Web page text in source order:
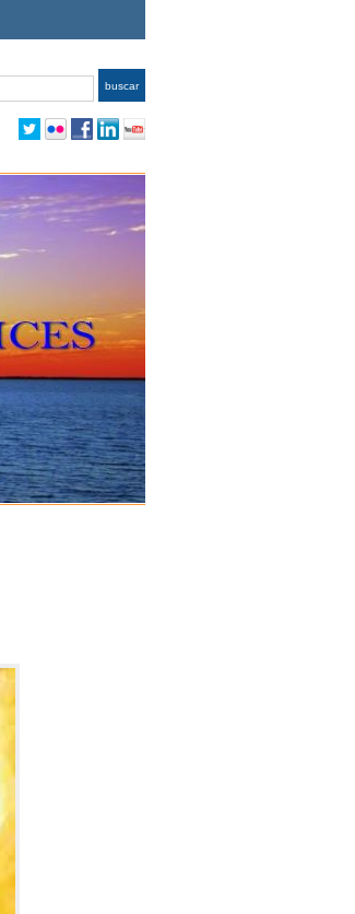
buscar